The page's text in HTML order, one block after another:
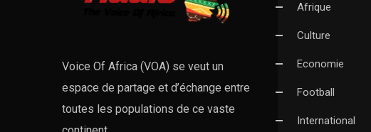
Voice Of Africa (VOA) se veut un
espace de partage et d’échange entre
toutes les populations de ce vaste
Afrique
Culture
Economie
Football
International